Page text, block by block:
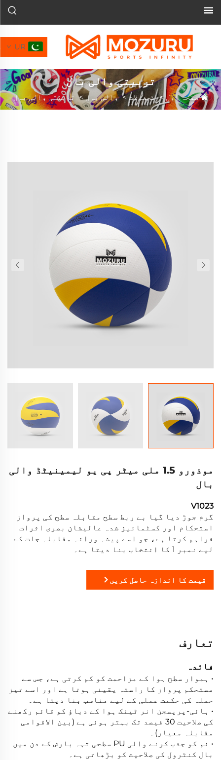
UR
تربیتی والی بال
صفحہ اول>محصولات>والی بال> تربیتی والی بال
موذورو 1.5 ملی میٹر پی یو لیمینیٹڈ والی
بال
V1023
گرم جوڑ دیا گیا بے ربط سطح مقابلہ سطح کی پرواز
استحکام اور کسٹمائیز شدہ عالیشان بصری اثرات
فراہم کرتا ہے، جو اسے پیشہ ورانہ مقابلہ جات کے
لیے نمبر 1 کا انتخاب بنا دیتا ہے۔
قیمت کا اندازہ حاصل کریں
تعارف
فائدہ
• ہموار سطح ہوا کے مزاحمت کو کم کرتی ہے، جس سے
مستحکم پرواز کا راستہ یقینی ہوتا ہے اور اسے تیز
حملہ کی حکمت عملی کے لیے مناسب بنا دیتا ہے۔
• ہائی-پریسجن انر ٹینک ہوا کے دباؤ کو قائم رکھنے
کی صلاحیت 30 فیصد تک بہتر ہوئی ہے (بین الاقوامی
مقابلہ معیار)۔
• نم کو جذب کرنے والی PU سطحی تہہ بارش کے دن میں
بال کنٹرول کی صلاحیت کو بڑھاتی ہے۔